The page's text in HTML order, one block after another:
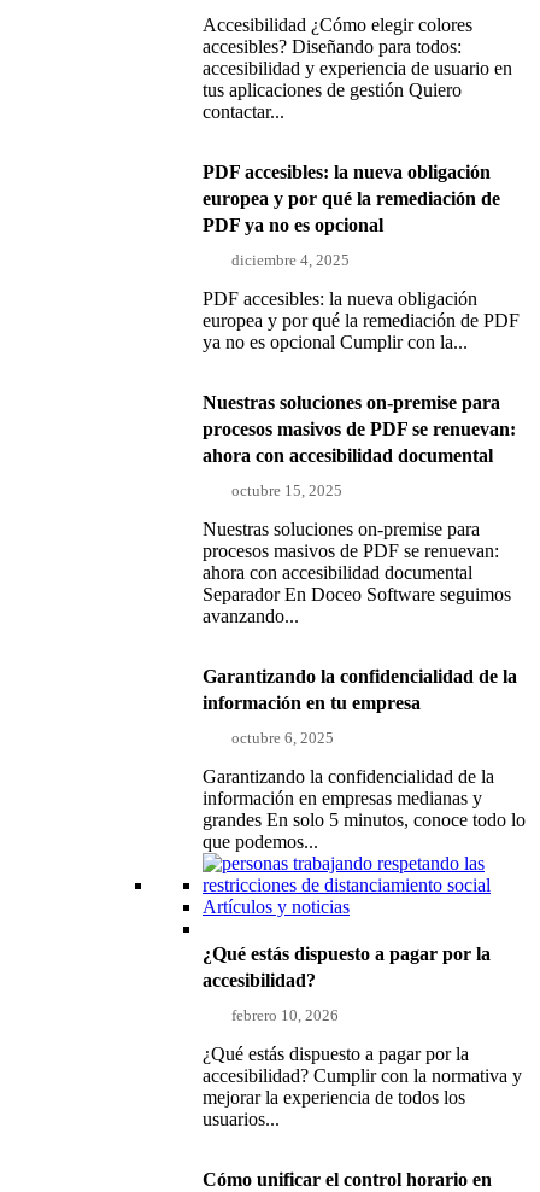
Accesibilidad ¿Cómo elegir colores
accesibles? Diseñando para todos:
accesibilidad y experiencia de usuario en
tus aplicaciones de gestión Quiero
contactar...
PDF accesibles: la nueva obligación
europea y por qué la remediación de
PDF ya no es opcional
diciembre 4, 2025
PDF accesibles: la nueva obligación
europea y por qué la remediación de PDF
ya no es opcional Cumplir con la...
Nuestras soluciones on-premise para
procesos masivos de PDF se renuevan:
ahora con accesibilidad documental
octubre 15, 2025
Nuestras soluciones on-premise para
procesos masivos de PDF se renuevan:
ahora con accesibilidad documental
Separador En Doceo Software seguimos
avanzando...
Garantizando la confidencialidad de la
información en tu empresa
octubre 6, 2025
Garantizando la confidencialidad de la
información en empresas medianas y
grandes En solo 5 minutos, conoce todo lo
que podemos...
Artículos y noticias
¿Qué estás dispuesto a pagar por la
accesibilidad?
febrero 10, 2026
¿Qué estás dispuesto a pagar por la
accesibilidad? Cumplir con la normativa y
mejorar la experiencia de todos los
usuarios...
Cómo unificar el control horario en